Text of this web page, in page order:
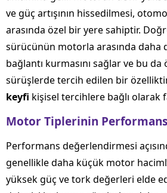
ve güç artışının hissedilmesi,
arasında özel bir yere sahiptir.
sürücünün motorla arasında daha
bağlantı kurmasını sağlar ve bu
sürüşlerde tercih edilen bir özelliktir.
keyfi kişisel tercihlere bağlı olarak
Motor Tiplerinin
Performans değerlendirmesi
genellikle daha küçük motor
yüksek güç ve tork değerleri elde